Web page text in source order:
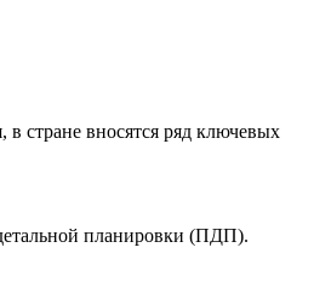
стране вносятся ряд ключевых
планировки (ПДП).